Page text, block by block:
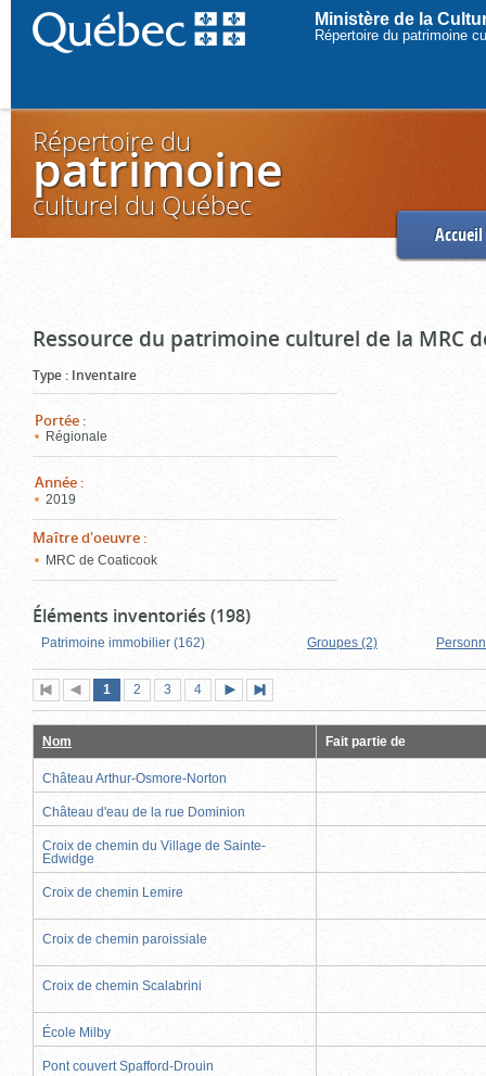
Ministère de la
Répertoire du patrimoine
Répertoire du
patrimoine
culturel du Québec
Accueil
Ressource du patrimoine culturel de la MRC
Type : Inventaire
Portée :
Régionale
Année :
2019
Maître d'oeuvre :
MRC de Coaticook
Éléments inventoriés (198)
Patrimoine immobilier (162) Groupes (2)
Première
page
Page
précédente
Page
1 (page
actuelle)
Page
2 Page
3 Page
4
suivante
page
Nom Fait partie de
Château Arthur-Osmore-Norton
Château d'eau de la rue Dominion
Croix de chemin du Village de Sainte-
Edwidge
Croix de chemin Lemire
Croix de chemin paroissiale
Croix de chemin Scalabrini
École Milby
Pont couvert Spafford-Drouin